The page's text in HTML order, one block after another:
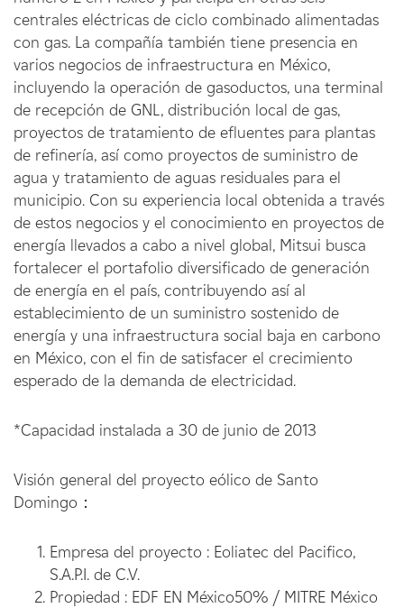
centrales eléctricas de ciclo combinado alimentadas
con gas. La compañía también tiene presencia en
varios negocios de infraestructura en México,
incluyendo la operación de gasoductos, una terminal
de recepción de GNL, distribución local de gas,
proyectos de tratamiento de efluentes para plantas
de refinería, así como proyectos de suministro de
agua y tratamiento de aguas residuales para el
municipio. Con su experiencia local obtenida a través
de estos negocios y el conocimiento en proyectos de
energía llevados a cabo a nivel global, Mitsui busca
fortalecer el portafolio diversificado de generación
de energía en el país, contribuyendo así al
establecimiento de un suministro sostenido de
energía y una infraestructura social baja en carbono
en México, con el fin de satisfacer el crecimiento
esperado de la demanda de electricidad.
*Capacidad instalada a 30 de junio de 2013
Visión general del proyecto eólico de Santo
Domingo：
Empresa del proyecto : Eoliatec del Pacifico,
S.A.P.I. de C.V.
Propiedad : EDF EN México50% / MITRE México